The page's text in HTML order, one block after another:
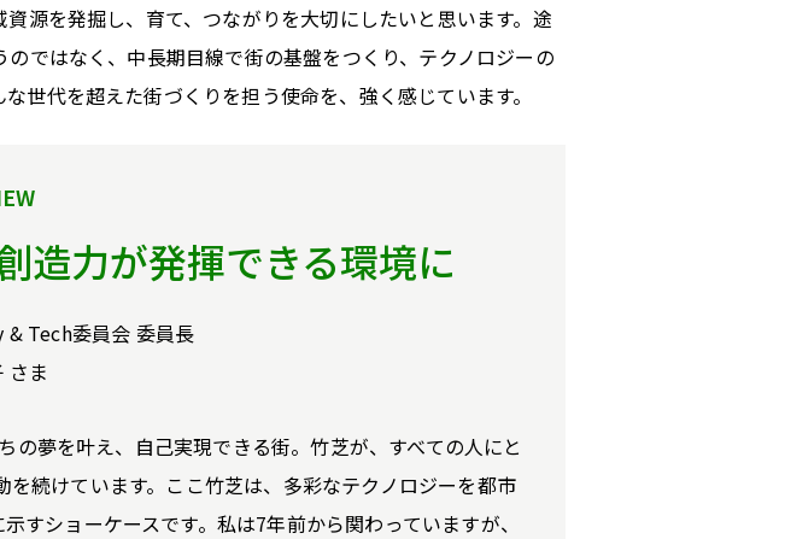
源を発掘し、育て、つながりを大切にしたいと思います。途
ではなく、中長期目線で街の基盤をつくり、テクノロジーの
世代を超えた街づくりを担う使命を、強く感じています。
造力が発揮できる環境に
Tech委員会 委員長
さま
夢を叶え、自己実現できる街。竹芝が、すべての人にと
続けています。ここ竹芝は、多彩なテクノロジーを都市
ショーケースです。私は7年前から関わっていますが、